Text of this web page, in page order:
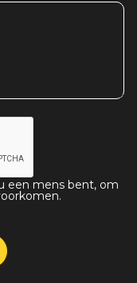
een mens bent, om